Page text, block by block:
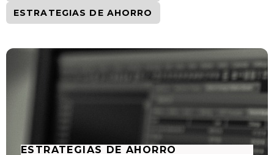
ESTRATEGIAS DE AHORRO
ESTRATEGIAS DE AHORRO